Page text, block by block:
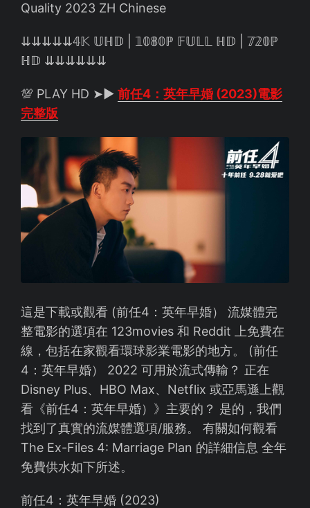
Quality 2023 ZH Chinese
⇊⇊⇊⇊⇊𝟜𝕂 𝕌ℍ𝔻 | 𝟙𝟘𝟠𝟘ℙ 𝔽𝕌𝕃𝕃 ℍ𝔻 | 𝟟𝟚𝟘ℙ
ℍ𝔻 ⇊⇊⇊⇊⇊⇊
💯 PLAY HD ➤► 前任4：英年早婚 (2023)電影
完整版
這是下載或觀看 (前任4：英年早婚） 流媒體完
整電影的選項在 123movies 和 Reddit 上免費在
線，包括在家觀看環球影業電影的地方。 (前任
4：英年早婚） 2022 可用於流式傳輸？ 正在
Disney Plus、HBO Max、Netflix 或亞馬遜上觀
看《前任4：英年早婚）》主要的？ 是的，我們
找到了真實的流媒體選項/服務。 有關如何觀看
The Ex-Files 4: Marriage Plan 的詳細信息 全年
免費供水如下所述。
前任4：英年早婚 (2023)